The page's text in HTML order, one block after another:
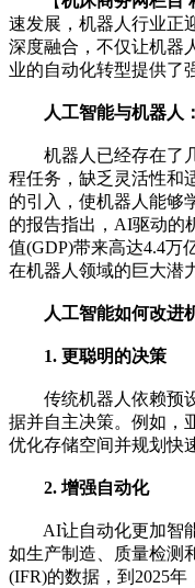
速发展，机器人行业正
深度融合，不仅让机器
业的自动化转型提供了
人工智能与机器人
机器人已经存在了几
程任务，缺乏灵活性和
的引入，使机器人能够
的报告指出，AI驱动的
值(GDP)带来高达4.4万
在机器人领域的巨大潜
人工智能如何改进
1. 更聪明的决策
传统机器人依赖预设
据并自主决策。例如，
优化存储空间并规划快
2. 增强自动化
AI让自动化更加智能
如生产制造、质量检测
(IFR)的数据，到2025